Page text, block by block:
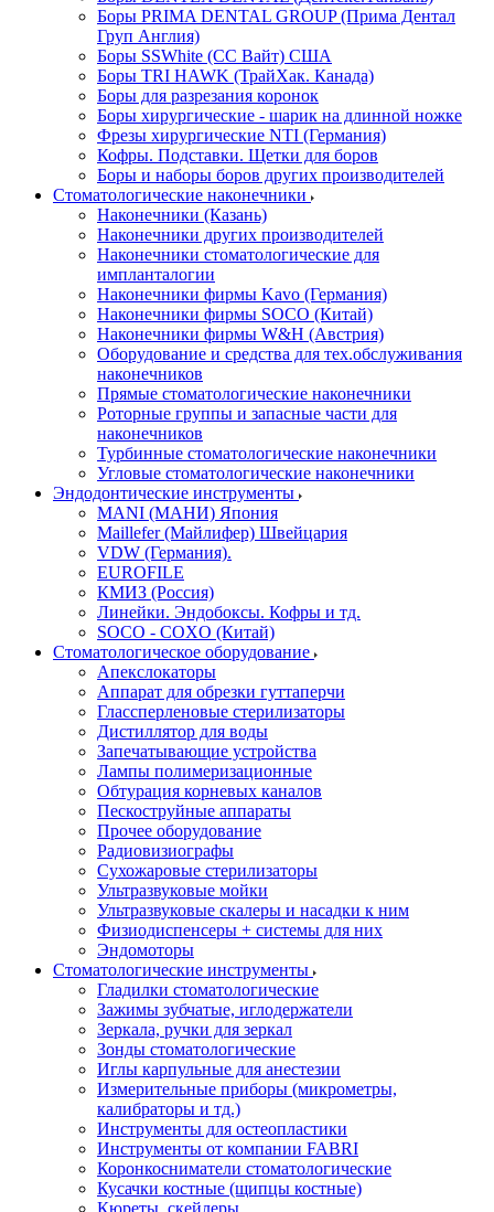
Боры PRIMA DENTAL GROUP (Прима Дентал
Груп Англия)
Боры SSWhite (СС Вайт) США
Боры TRI HAWK (ТрайХак. Канада)
Боры для разрезания коронок
Боры хирургические - шарик на длинной ножке
Фрезы хирургические NTI (Германия)
Кофры. Подставки. Щетки для боров
Боры и наборы боров других производителей
Стоматологические наконечники
Наконечники (Казань)
Наконечники других производителей
Наконечники стоматологические для
импланталогии
Наконечники фирмы Kavo (Германия)
Наконечники фирмы SOCO (Китай)
Наконечники фирмы W&H (Австрия)
Оборудование и средства для тех.обслуживания
наконечников
Прямые стоматологические наконечники
Роторные группы и запасные части для
наконечников
Турбинные стоматологические наконечники
Угловые стоматологические наконечники
Эндодонтические инструменты
MANI (МАНИ) Япония
Maillefer (Майлифер) Швейцария
VDW (Германия).
EUROFILE
КМИЗ (Россия)
Линейки. Эндобоксы. Кофры и тд.
SOCO - COXO (Китай)
Стоматологическое оборудование
Апекслокаторы
Аппарат для обрезки гуттаперчи
Глассперленовые стерилизаторы
Дистиллятор для воды
Запечатывающие устройства
Лампы полимеризационные
Обтурация корневых каналов
Пескоструйные аппараты
Прочее оборудование
Радиовизиографы
Сухожаровые стерилизаторы
Ультразвуковые мойки
Ультразвуковые скалеры и насадки к ним
Физиодиспенсеры + системы для них
Эндомоторы
Стоматологические инструменты
Гладилки стоматологические
Зажимы зубчатые, иглодержатели
Зеркала, ручки для зеркал
Зонды стоматологические
Иглы карпульные для анестезии
Измерительные приборы (микрометры,
калибраторы и тд.)
Инструменты для остеопластики
Инструменты от компании FABRI
Коронкосниматели стоматологические
Кусачки костные (щипцы костные)